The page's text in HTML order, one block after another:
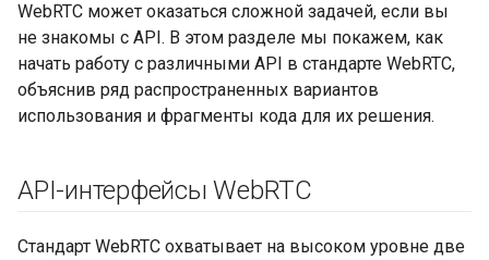
WebRTC может оказаться сложной задачей, если вы
не знакомы с API. В этом разделе мы покажем, как
начать работу с различными API в стандарте WebRTC,
объяснив ряд распространенных вариантов
использования и фрагменты кода для их решения.
API-интерфейсы WebRTC
Стандарт WebRTC охватывает на высоком уровне две